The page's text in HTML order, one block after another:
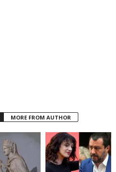
MORE FROM AUTHOR